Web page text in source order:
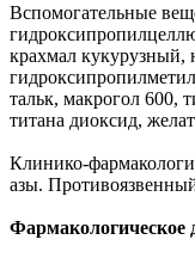
Вспомогательные
крахмал кукурузный,
тальк, макрогол 600,
титана диоксид,
Клинико-
азы.
Фармакологическое